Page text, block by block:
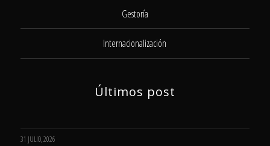
Gestoría
Internacionalización
Últimos post
31 JULIO, 2026